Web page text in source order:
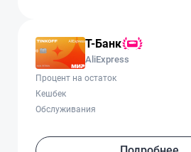
Т-Банк
AliExpress
Процент на остаток
Кешбек
Обслуживания